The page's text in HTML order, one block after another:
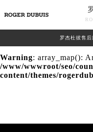
Warning: extract()
/www/wwwroot/seo/
content/themes/
Warning: array_map():
/www/wwwroot/seo/
content/themes/
罗杰杜彼售后